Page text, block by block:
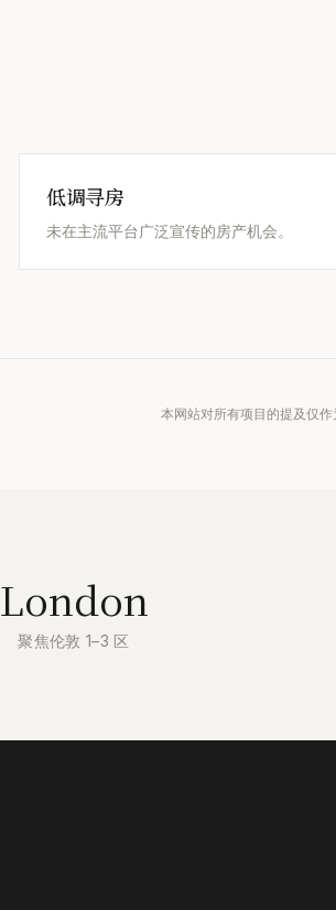
低调寻房
未在主流平台广泛宣传的房产机会。
本网站对所有项目的提及仅
London
聚焦伦敦 1–3 区